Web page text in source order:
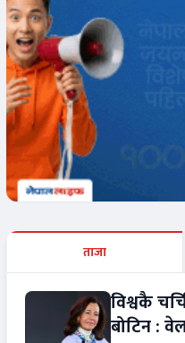
ताजा
विश्वकै
बोटिन :